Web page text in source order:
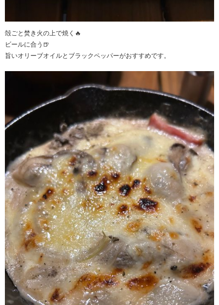
殻ごと焚き火の上で焼く🔥
ビールに合う🍺
旨いオリーブオイルとブラックペッパーがおすすめです。